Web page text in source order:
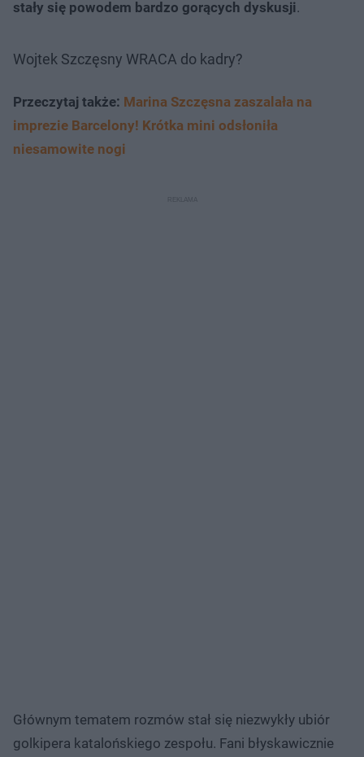
stały się powodem bardzo gorących dyskusji.
Wojtek Szczęsny WRACA do kadry?
Przeczytaj także: Marina Szczęsna zaszalała na
imprezie Barcelony! Krótka mini odsłoniła
niesamowite nogi
Głównym tematem rozmów stał się niezwykły ubiór
golkipera katalońskiego zespołu. Fani błyskawicznie